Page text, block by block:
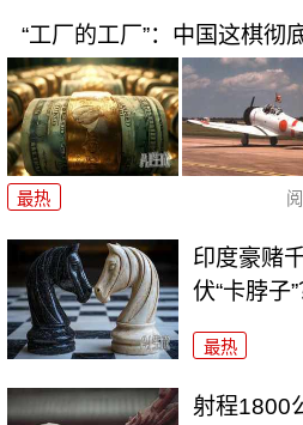
“工厂的工厂”：中国这棋彻
最热
印度豪赌
伏“卡脖子”
最热
射程1800